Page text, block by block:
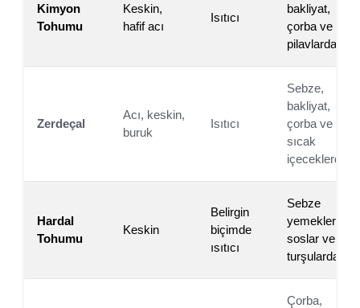
Kimyon
Tohumu
Keskin,
hafif acı
Isıtıcı
bakliyat,
çorba ve
pilavlarda
Zerdeçal
Acı, keskin,
buruk
Isıtıcı
Sebze,
bakliyat,
çorba ve
sıcak
içeceklerde
Hardal
Tohumu
Keskin
Belirgin
biçimde
ısıtıcı
Sebze
yemekleri,
soslar ve
turşularda
Çorba,